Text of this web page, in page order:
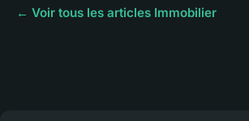
← Voir tous les articles Immobilier